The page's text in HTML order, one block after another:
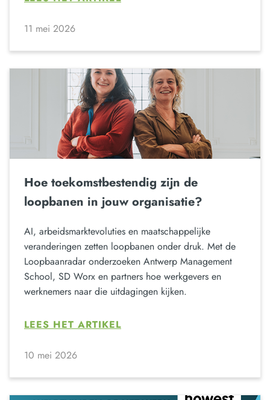
11 mei 2026
Hoe toekomstbestendig zijn de
loopbanen in jouw organisatie?
AI, arbeidsmarktevoluties en maatschappelijke
veranderingen zetten loopbanen onder druk. Met de
Loopbaanradar onderzoeken Antwerp Management
School, SD Worx en partners hoe werkgevers en
werknemers naar die uitdagingen kijken.
LEES HET ARTIKEL
10 mei 2026